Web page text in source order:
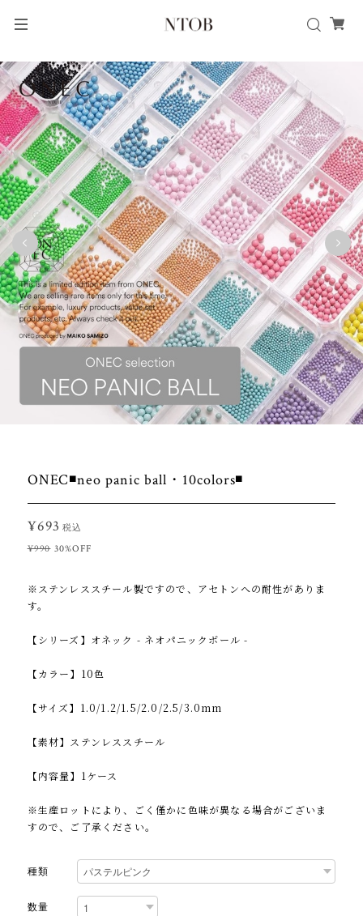
ONEC◾️neo panic ball・10colors◾️
¥693 税込
¥990 30%OFF
※ステンレススチール製ですので、アセトンへの耐性がありま
す。
【シリーズ】オネック - ネオパニックボール -
【カラー】10色
【サイズ】1.0/1.2/1.5/2.0/2.5/3.0mm
【素材】ステンレススチール
【内容量】1ケース
※生産ロットにより、ごく僅かに色味が異なる場合がございま
すので、ご了承ください。
種類
数量